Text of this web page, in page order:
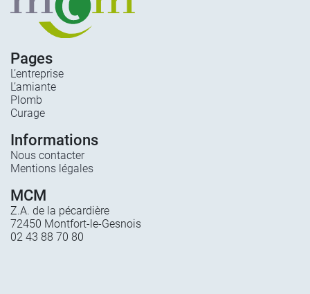
Pages
L’entreprise
L’amiante
Plomb
Curage
Informations
Nous contacter
Mentions légales
MCM
Z.A. de la pécardière
72450 Montfort-le-Gesnois
02 43 88 70 80